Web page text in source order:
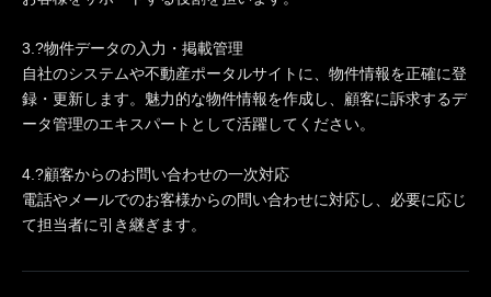
3.?物件データの入力・掲載管理
自社のシステムや不動産ポータルサイトに、物件情報を正確に登
録・更新します。魅力的な物件情報を作成し、顧客に訴求するデ
ータ管理のエキスパートとして活躍してください。
4.?顧客からのお問い合わせの一次対応
電話やメールでのお客様からの問い合わせに対応し、必要に応じ
て担当者に引き継ぎます。